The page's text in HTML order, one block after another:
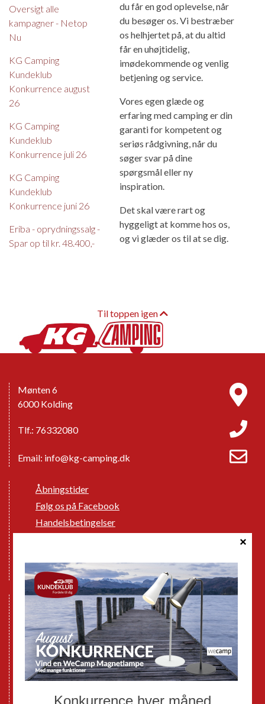
Oversigt alle
kampagner - Netop
Nu
KG Camping
Kundeklub
Konkurrence august
26
KG Camping
Kundeklub
Konkurrence juli 26
KG Camping
Kundeklub
Konkurrence juni 26
Eriba - oprydningssalg -
Spar op til kr. 48.400,-
du får en god oplevelse, når
du besøger os. Vi bestræber
os helhjertet på, at du altid
får en uhøjtidelig,
imødekommende og venlig
betjening og service.
Vores egen glæde og
erfaring med camping er din
garanti for kompetent og
seriøs rådgivning, når du
søger svar på dine
spørgsmål eller ny
inspiration.
Det skal være rart og
hyggeligt at komme hos os,
og vi glæder os til at se dig.
Til toppen igen
Mønten 6
6000 Kolding
Tlf.: 76332080
Email: info@kg-camping.dk
Åbningstider
Følg os på Facebook
Handelsbetingelser
GPDR - Optagelse af foto og video
Nye Campingvogne
Nye Autocampere og Vans
Brugte Campingvogne
Brugte Autocampere og Vans
Webshop